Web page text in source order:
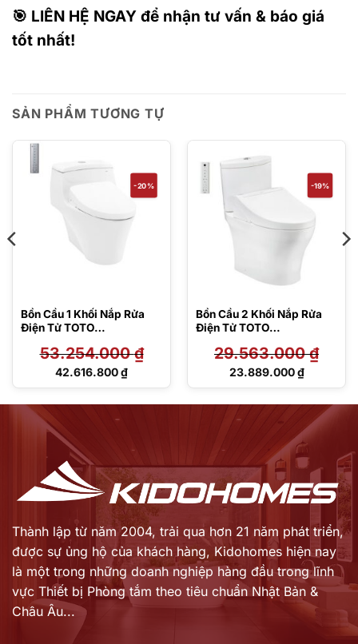
🎯 LIÊN HỆ NGAY để nhận tư vấn & báo giá
tốt nhất!
SẢN PHẨM TƯƠNG TỰ
-20%
Bồn Cầu 1 Khối Nắp Rửa
Điện Tử TOTO
00VR53.254.000₫
Giá
42.616.800₫
Giá
-19%
Bồn Cầu 2 Khối Nắp Rửa
Điện Tử TOTO
29.563.000₫
Giá
29.563.000 ₫.
23.889.000₫
Giá
23.889.000 ₫.
Thành lập từ năm 2004, trải qua hơn 21 năm phát triển,
được sự ủng hộ của khách hàng, Kidohomes hiện nay
là một trong những doanh nghiệp hàng đầu trong lĩnh
vực Thiết bị Phòng tắm theo tiêu chuẩn Nhật Bản &
Châu Âu...